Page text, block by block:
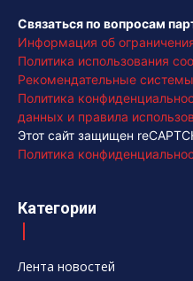
Связаться по вопросам
Информация об
Политика использования
Рекомендательные системы
Политика
данных и правила
Этот сайт защищен
Политика
Категории
Лента новостей